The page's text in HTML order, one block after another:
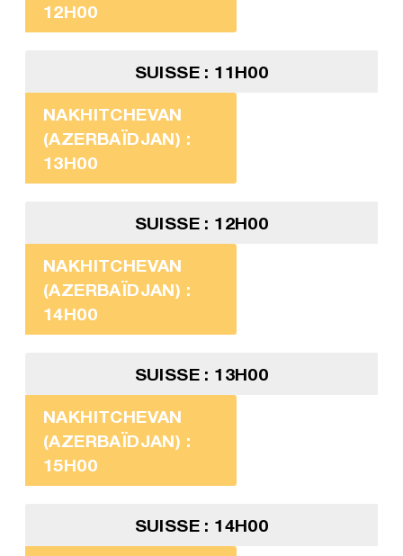
12H00
SUISSE : 11H00
NAKHITCHEVAN
(AZERBAÏDJAN) :
13H00
SUISSE : 12H00
NAKHITCHEVAN
(AZERBAÏDJAN) :
14H00
SUISSE : 13H00
NAKHITCHEVAN
(AZERBAÏDJAN) :
15H00
SUISSE : 14H00